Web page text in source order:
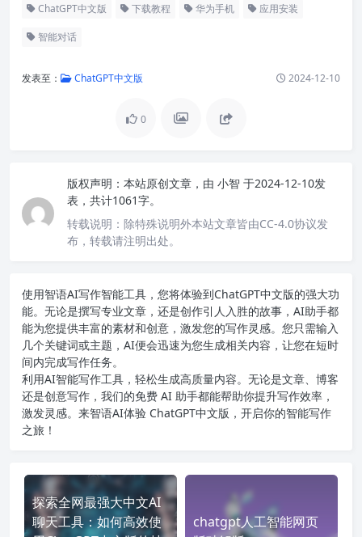
ChatGPT中文版 下载教程 华为手机 应用安装
智能对话
发表至： ChatGPT中文版 2024-12-10
0
版权声明： 本站原创文章，由 小智 于2024-12-10发
表，共计1061字。
转载说明： 除特殊说明外本站文章皆由CC-4.0协议发
布，转载请注明出处。
使用智语AI写作智能工具，您将体验到ChatGPT中文版的强大功
能。无论是撰写专业文章，还是创作引人入胜的故事，AI助手都
能为您提供丰富的素材和创意，激发您的写作灵感。您只需输入
几个关键词或主题，AI便会迅速为您生成相关内容，让您在短时
间内完成写作任务。
利用AI智能写作工具，轻松生成高质量内容。无论是文章、博客
还是创意写作，我们的免费 AI 助手都能帮助你提升写作效率，
激发灵感。来智语AI体验 ChatGPT中文版 ，开启你的智能写作
之旅！
探索全网最强大中文AI
聊天工具：如何高效使
chatgpt人工智能网页